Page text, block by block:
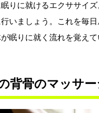
りに就けるエクササイ
いましょう。これを毎
眠りに就く流れを覚えて
背骨のマッサー